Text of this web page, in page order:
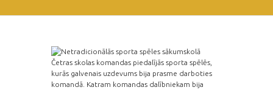
Četras skolas komandas piedalījās sporta spēlēs,
kurās galvenais uzdevums bija prasme darboties
komandā. Katram komandas dalībniekam bija